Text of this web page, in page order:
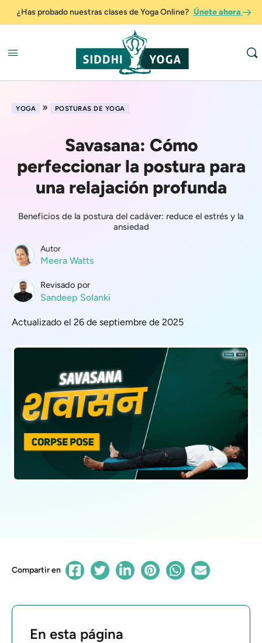
¿Has probado nuestras clases de Yoga Online? Únete ahora
YOGA » POSTURAS DE YOGA
Savasana: Cómo
perfeccionar la postura para
una relajación profunda
Beneficios de la postura del cadáver: reduce el estrés y la
ansiedad
Autor
Meera Watts
Revisado por
Sandeep Solanki
Actualizado el 26 de septiembre de 2025
Compartir en
En esta página